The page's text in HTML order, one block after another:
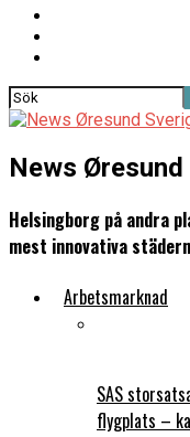
News
Helsingborg på andra
mest innovativa
Arbetsmarknad
SAS
flygplats –